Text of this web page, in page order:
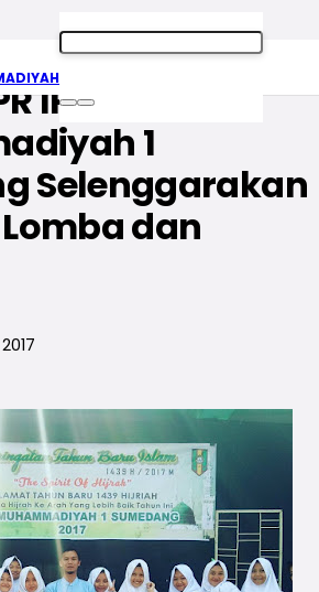
Tahun 1439
IPM SMK
1
Selenggarakan
dan